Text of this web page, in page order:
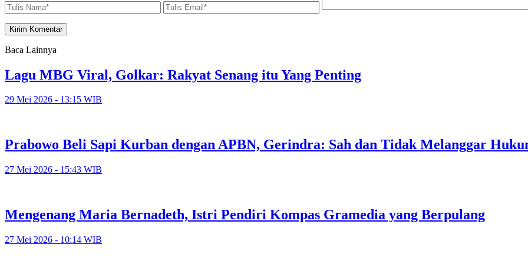
Baca Lainnya
Lagu MBG Viral, Golkar: Rakyat Senang itu Yang Penting
29 Mei 2026 - 13:15 WIB
Prabowo Beli Sapi Kurban dengan APBN, Gerindra: Sah dan Tidak Melanggar
27 Mei 2026 - 15:43 WIB
Mengenang Maria Bernadeth, Istri Pendiri Kompas Gramedia yang Berpulang
27 Mei 2026 - 10:14 WIB